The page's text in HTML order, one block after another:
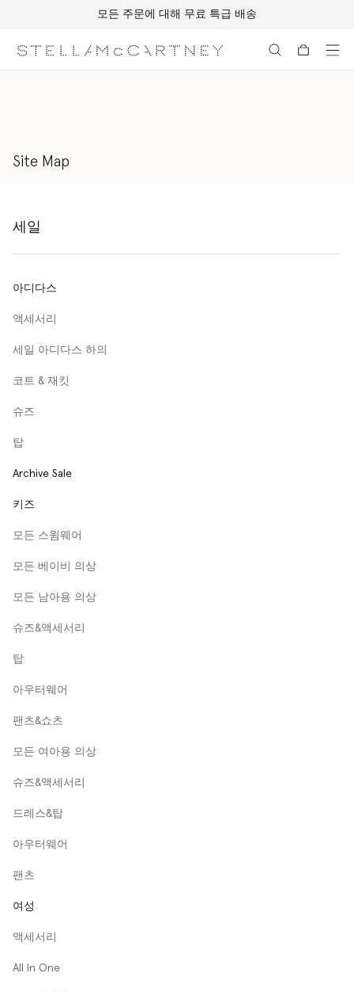
모든 주문에 대해 무료 특급 배송
Site Map
세일
아디다스
액세서리
세일 아디다스 하의
코트 & 재킷
슈즈
탑
Archive Sale
키즈
모든 스윔웨어
모든 베이비 의상
모든 남아용 의상
슈즈&액세서리
탑
아우터웨어
팬츠&쇼츠
모든 여아용 의상
슈즈&액세서리
드레스&탑
아우터웨어
팬츠
여성
액세서리
All In One